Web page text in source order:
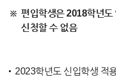
편입학생은 2018학년도
신청할 수 없음
2023학년도 신입학생 적